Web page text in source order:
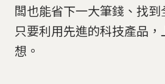
闆也能省下一大筆錢、找到
只要利用先進的科技產品
想。